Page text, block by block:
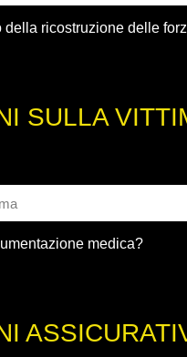
della ricostruzione delle
SULLA
medica?